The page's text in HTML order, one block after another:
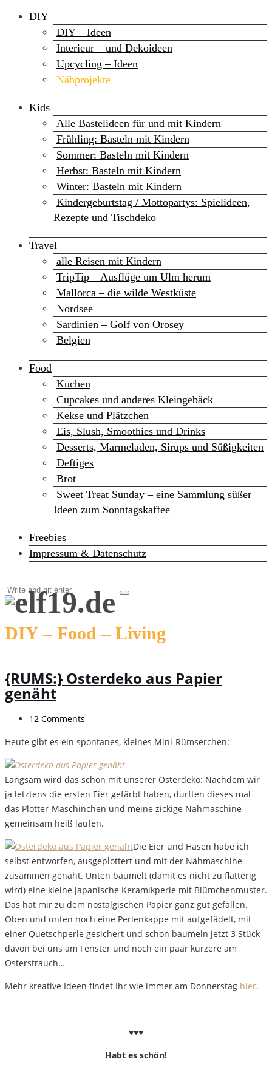
DIY
DIY – Ideen
Interieur – und Dekoideen
Upcycling – Ideen
Nähprojekte
Kids
Alle Bastelideen für und mit Kindern
Frühling: Basteln mit Kindern
Sommer: Basteln mit Kindern
Herbst: Basteln mit Kindern
Winter: Basteln mit Kindern
Kindergeburtstag / Mottopartys: Spielideen,
Rezepte und Tischdeko
Travel
alle Reisen mit Kindern
TripTip – Ausflüge um Ulm herum
Mallorca – die wilde Westküste
Nordsee
Sardinien – Golf von Orosey
Belgien
Food
Kuchen
Cupcakes und anderes Kleingebäck
Kekse und Plätzchen
Eis, Slush, Smoothies und Drinks
Desserts, Marmeladen, Sirups und Süßigkeiten
Deftiges
Brot
Sweet Treat Sunday – eine Sammlung süßer
Ideen zum Sonntagskaffee
Freebies
Impressum & Datenschutz
DIY – Food – Living
{RUMS:} Osterdeko aus Papier
genäht
12 Comments
Heute gibt es ein spontanes, kleines Mini-Rümserchen:
Langsam wird das schon mit unserer Osterdeko: Nachdem wir
ja letztens die ersten Eier gefärbt haben, durften dieses mal
das Plotter-Maschinchen und meine zickige Nähmaschine
gemeinsam heiß laufen.
Die Eier und Hasen habe ich
selbst entworfen, ausgeplottert und mit der Nähmaschine
zusammen genäht. Unten baumelt (damit es nicht zu flatterig
wird) eine kleine japanische Keramikperle mit Blümchenmuster.
Das hat mir zu dem nostalgischen Papier ganz gut gefallen.
Oben und unten noch eine Perlenkappe mit aufgefädelt, mit
einer Quetschperle gesichert und schon baumeln jetzt 3 Stück
davon bei uns am Fenster und noch ein paar kürzere am
Osterstrauch…
Mehr kreative Ideen findet Ihr wie immer am Donnerstag hier.
♥♥♥
Habt es schön!